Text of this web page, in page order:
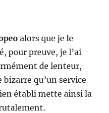
alors que je le
pour preuve, je l’ai
de lenteur,
qu’un service
établi mette ainsi la